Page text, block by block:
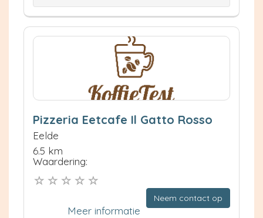
Pizzeria Eetcafe Il Gatto Rosso
Eelde
6.5 km
Waardering:
Neem contact op
Meer informatie